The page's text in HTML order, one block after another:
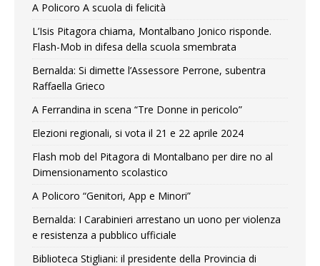
A Policoro A scuola di felicità
L’Isis Pitagora chiama, Montalbano Jonico risponde.
Flash-Mob in difesa della scuola smembrata
Bernalda: Si dimette l’Assessore Perrone, subentra
Raffaella Grieco
A Ferrandina in scena “Tre Donne in pericolo”
Elezioni regionali, si vota il 21 e 22 aprile 2024
Flash mob del Pitagora di Montalbano per dire no al
Dimensionamento scolastico
A Policoro “Genitori, App e Minori”
Bernalda: I Carabinieri arrestano un uono per violenza
e resistenza a pubblico ufficiale
Biblioteca Stigliani: il presidente della Provincia di